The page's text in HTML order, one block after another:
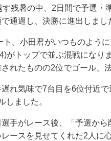
残暑の中、2日間で予選
通過し、決勝に進出しまし
ト。小田君がいつものよう
がトップで並ぶ混戦にな
れたものの2位でゴール、
れ気味で7台目を6位付近
しました。
手がレース後、「予選か
ースを見せてくれた2人に